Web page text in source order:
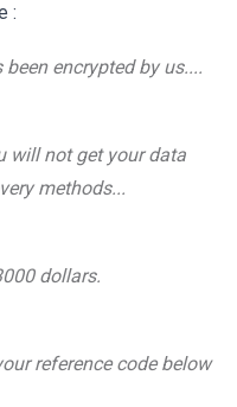
:
encrypted by us....
will not get your data
methods...
dollars.
reference code below